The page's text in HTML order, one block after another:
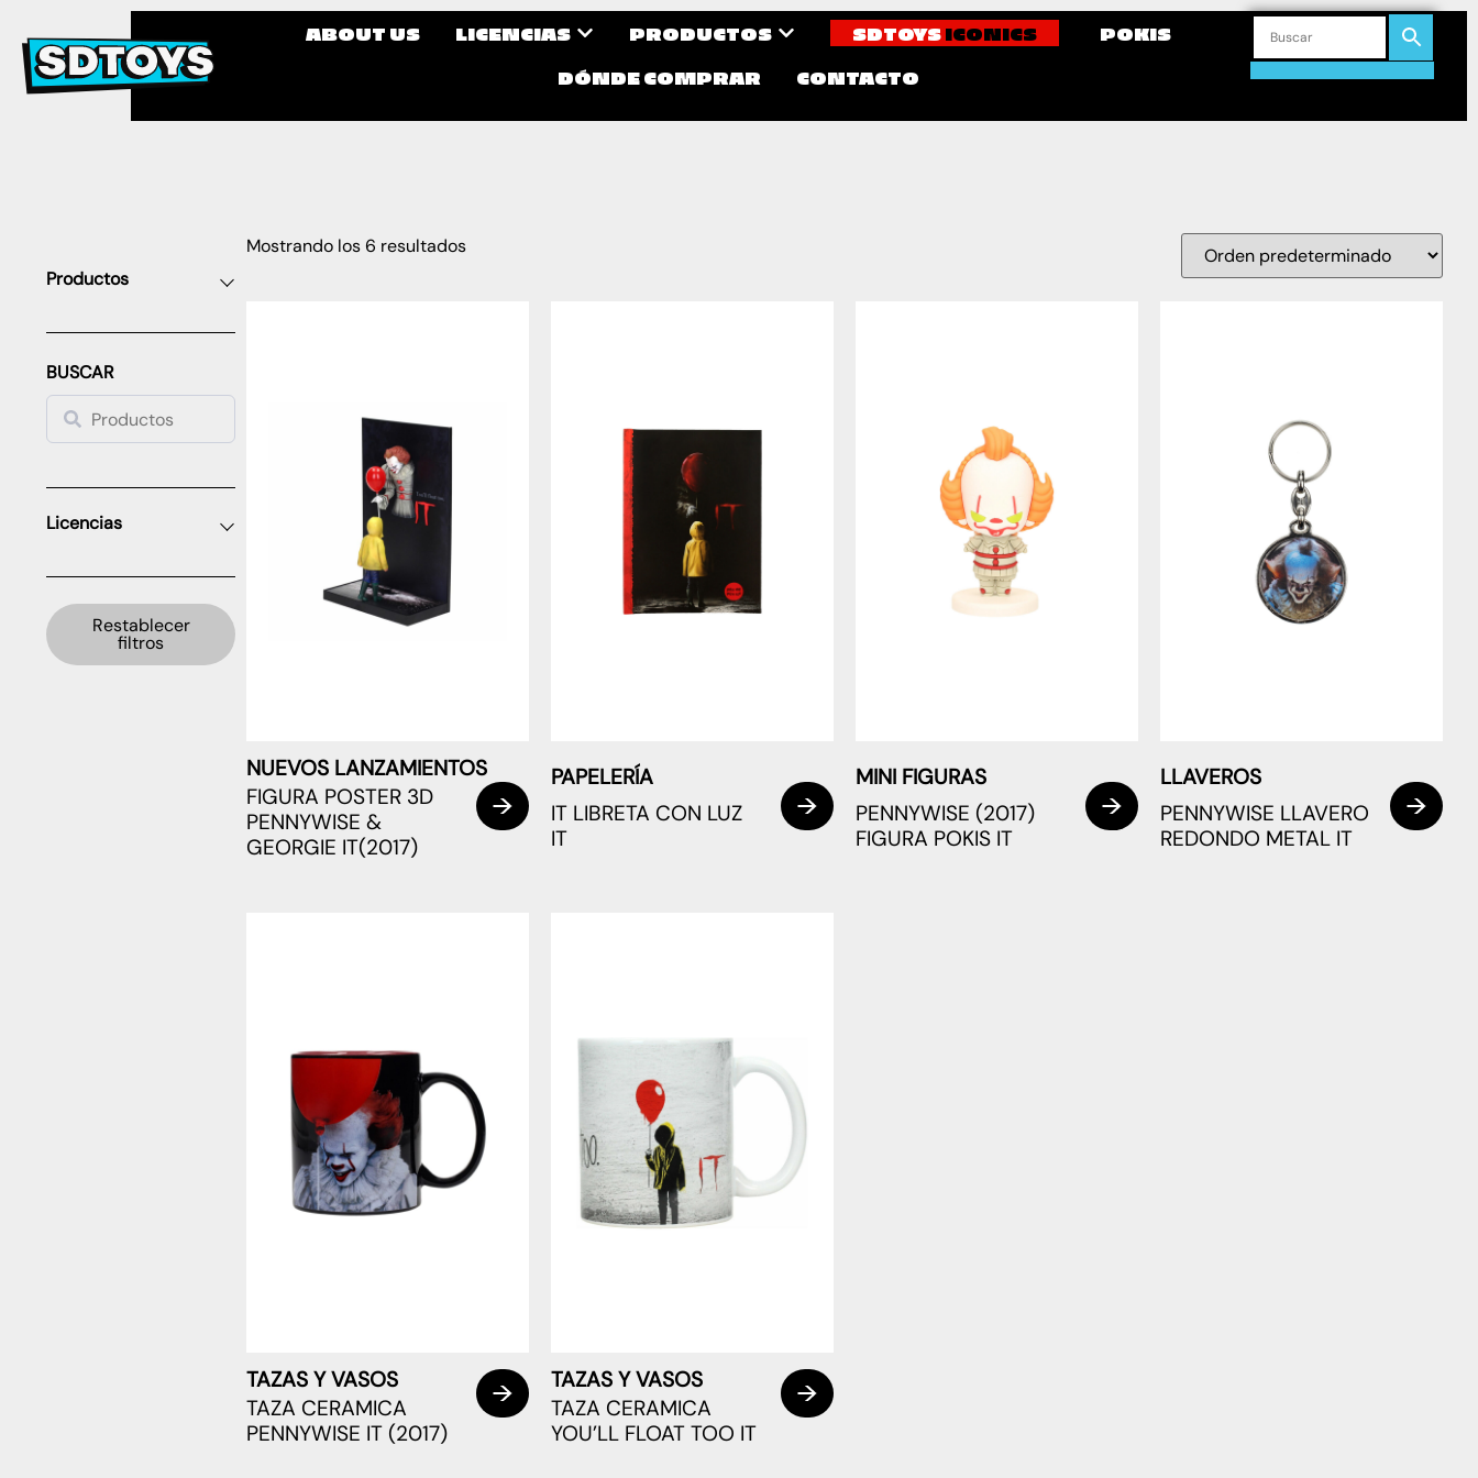
ABOUT US LICENCIAS PRODUCTOS SDTOYS ICONICS
POKIS
DÓNDE COMPRAR
CONTACTO
Productos
BUSCAR
Licencias
Restablecer
filtros
Mostrando los 6 resultados
NUEVOS LANZAMIENTOS
FIGURA POSTER 3D
PENNYWISE &
GEORGIE IT(2017)
PAPELERÍA
IT LIBRETA CON LUZ
IT
MINI FIGURAS
PENNYWISE (2017)
FIGURA POKIS IT
LLAVEROS
PENNYWISE LLAVERO
REDONDO METAL IT
TAZAS Y VASOS
TAZA CERAMICA
PENNYWISE IT (2017)
TAZAS Y VASOS
TAZA CERAMICA
YOU’LL FLOAT TOO IT